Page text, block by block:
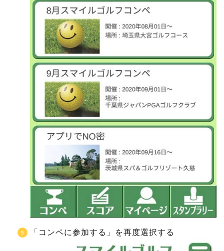
「コンペに参加する」を再度選択する